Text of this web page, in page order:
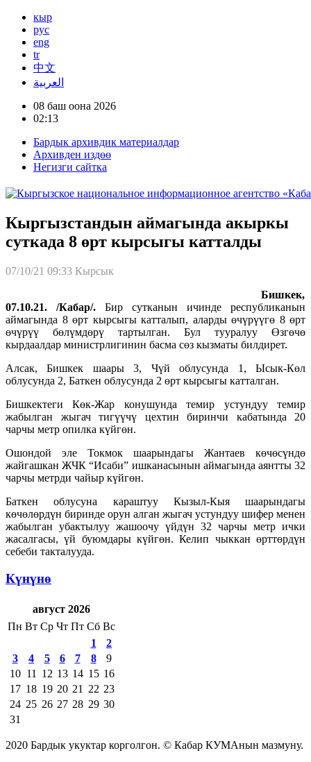
кыр
рус
eng
tr
中文
العربية
08 баш оона 2026
02:13
Бардык архивдик материалдар
Архивден издөө
Негизги сайтка
Кыргызстандын аймагында акыркы
суткада 8 өрт кырсыгы катталды
07/10/21 09:33 Кырсык
Бишкек,
07.10.21. /Кабар/. Бир сутканын ичинде республиканын
аймагында 8 өрт кырсыгы катталып, аларды өчүрүүгө 8 өрт
өчүрүү бөлүмдөрү тартылган. Бул тууралуу Өзгөчө
кырдаалдар министрлигинин басма сөз кызматы билдирет.
Алсак, Бишкек шаары 3, Чүй облусунда 1, Ысык-Көл
облусунда 2, Баткен облусунда 2 өрт кырсыгы катталган.
Бишкектеги Көк-Жар конушунда темир устундуу темир
жабылган жыгач тигүүчү цехтин биринчи кабатында 20
чарчы метр опилка күйгөн.
Ошондой эле Токмок шаарындагы Жантаев көчөсүндө
жайгашкан ЖЧК “Исаби” ишканасынын аймагында аянтты 32
чарчы метрди чайыр күйгөн.
Баткен облусуна караштуу Кызыл-Кыя шаарындагы
көчөлөрдүн биринде орун алган жыгач устундуу шифер менен
жабылган убактылуу жашоочу үйдүн 32 чарчы метр ички
жасалгасы, үй буюмдары күйгөн. Келип чыккан өрттөрдүн
себеби такталууда.
Күнүнө
август 2026
Пн Вт Ср Чт Пт Сб Вс
1
2
3
4 5 6 7 8
9
10 11 12 13 14 15 16
17 18 19 20 21 22 23
24 25 26 27 28 29 30
31
2020 Бардык укуктар корголгон. © Кабар КУМАнын мазмуну.